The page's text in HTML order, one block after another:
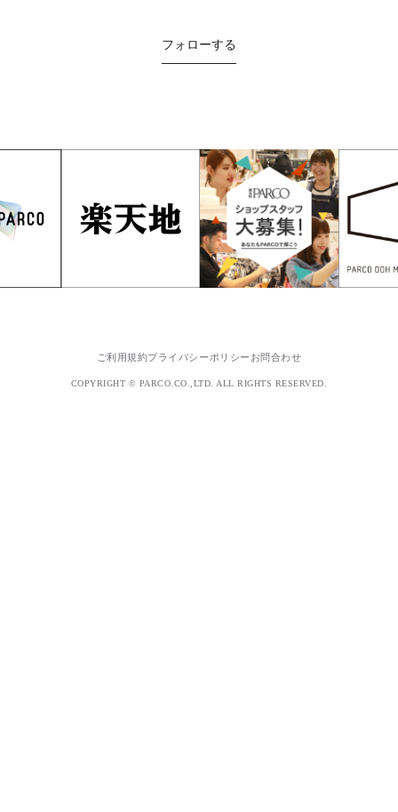
フォローする
ご利用規約プライバシーポリシー お問合わせ
COPYRIGHT © PARCO.CO.,LTD. ALL RIGHTS RESERVED.